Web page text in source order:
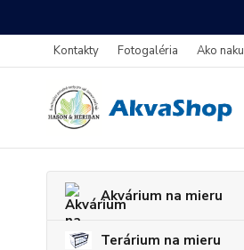
Kontakty Fotogaléria Ako
Akvárium na mieru
Terárium na mieru